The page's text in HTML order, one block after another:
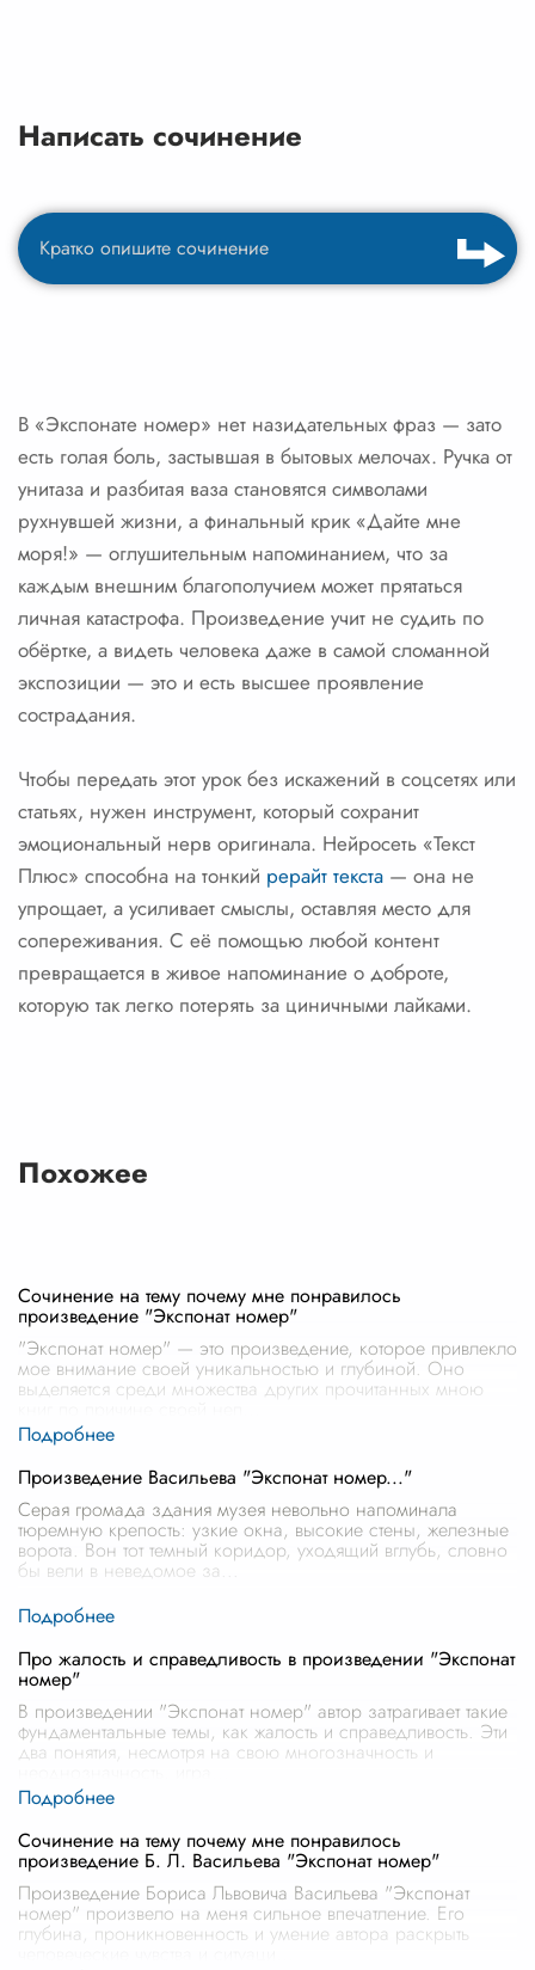
Написать сочинение
В «Экспонате номер» нет назидательных фраз — зато
есть голая боль, застывшая в бытовых мелочах. Ручка от
унитаза и разбитая ваза становятся символами
рухнувшей жизни, а финальный крик «Дайте мне
моря!» — оглушительным напоминанием, что за
каждым внешним благополучием может прятаться
личная катастрофа. Произведение учит не судить по
обёртке, а видеть человека даже в самой сломанной
экспозиции — это и есть высшее проявление
сострадания.
Чтобы передать этот урок без искажений в соцсетях или
статьях, нужен инструмент, который сохранит
эмоциональный нерв оригинала. Нейросеть «Текст
Плюс» способна на тонкий рерайт текста — она не
упрощает, а усиливает смыслы, оставляя место для
сопереживания. С её помощью любой контент
превращается в живое напоминание о доброте,
которую так легко потерять за циничными лайками.
Похожее
Сочинение на тему почему мне понравилось
произведение "Экспонат номер"
"Экспонат номер" — это произведение, которое привлекло
мое внимание своей уникальностью и глубиной. Оно
выделяется среди множества других прочитанных мною
Произведение Васильева "Экспонат номер..."
Серая громада здания музея невольно напоминала
тюремную крепость: узкие окна, высокие стены, железные
ворота. Вон тот темный коридор, уходящий вглубь, словно
бы вели в неведомое за
Про жалость и справедливость в произведении "Экспонат
номер"
В произведении "Экспонат номер" автор затрагивает такие
фундаментальные темы, как жалость и справедливость. Эти
два понятия, несмотря на свою многозначность и
Сочинение на тему почему мне понравилось
произведение Б. Л. Васильева "Экспонат номер"
Произведение Бориса Львовича Васильева "Экспонат
номер" произвело на меня сильное впечатление. Его
глубина, проникновенность и умение автора раскрыть